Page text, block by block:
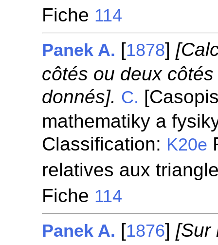
Fiche 114
Panek A. [1878]
côtés ou deux
donnés]. C.
mathematiky a
Classification: K20e
relatives aux
Fiche 114
Panek A. [1876] [Sur